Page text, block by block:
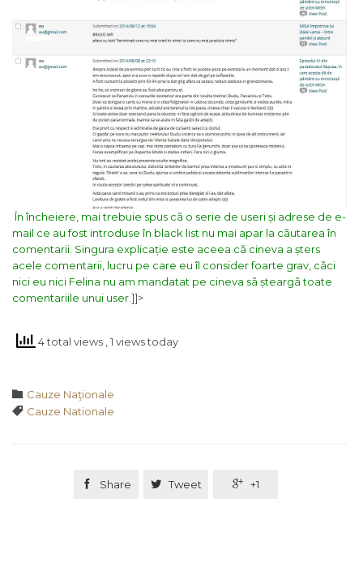
În încheiere, mai trebuie spus cã o serie de useri și adrese de e-
mail ce au fost introduse în black list nu mai apar la cãutarea în
comentarii. Singura explicație este aceea cã cineva a șters
acele comentarii, lucru pe care eu îl consider foarte grav, cãci
nici eu nici Felina nu am mandatat pe cineva sã șteargã toate
comentariile unui user.]]>
4 total views , 1 views today
 Category
Cauze Naţionale
 Tags
Cauze Nationale
 Share  Tweet  +1